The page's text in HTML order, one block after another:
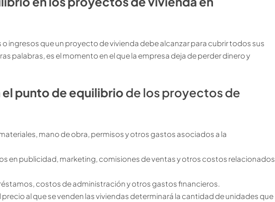
o ingresos que un proyecto de vivienda debe alcanzar para cubrir todos sus
palabras, es el momento en el que la empresa deja de perder dinero y
punto de equilibrio de los proyectos de
mano de obra, permisos y otros gastos asociados a la
en publicidad, marketing, comisiones de ventas y otros costos relacionados
costos de administración y otros gastos financieros.
precio al que se venden las viviendas determinará la cantidad de unidades que